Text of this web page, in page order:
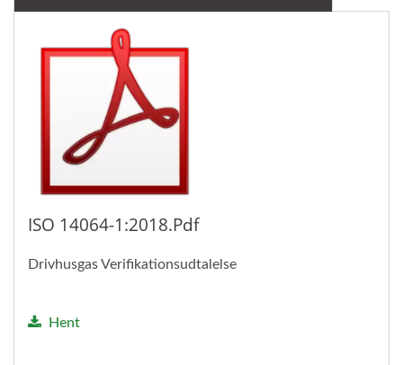
ISO 14064-1:2018.pdf
Drivhusgas Verifikationsudtalelse
Hent